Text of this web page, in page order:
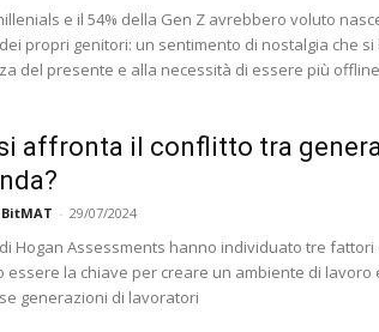
e il 54% della Gen Z avrebbero voluto
propri genitori: un sentimento di nostalgia che si
del presente e alla necessità di essere più
affronta il conflitto tra
- 29/07/2024
Hogan Assessments hanno individuato tre fattori
essere la chiave per creare un ambiente di lavoro
generazioni di lavoratori